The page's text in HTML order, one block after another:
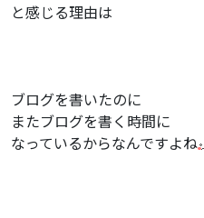
と感じる理由は
ブログを書いたのに
またブログを書く時間に
なっているからなんですよね